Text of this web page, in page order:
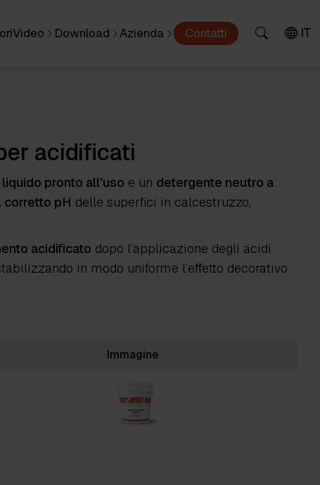
Video Download Azienda Contatti IT
acidificati
pronto all’uso e un detergente neutro a
corretto pH delle superfici in calcestruzzo,
acidificato dopo l’applicazione degli acidi
in modo uniforme l’effetto decorativo
Immagine